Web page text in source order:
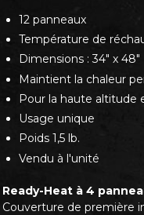
12 panneaux
Température de
Dimensions : 34" x 48"
Maintient la chaleur
Pour la haute altitude
Usage unique
Poids 1,5 lb.
Vendu à l'unité
Ready-Heat à 4
Couverture de première